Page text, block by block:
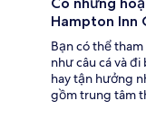
Hampton Inn
Bạn có thể
như câu cá và
hay tận hưởng
gồm trung tâm